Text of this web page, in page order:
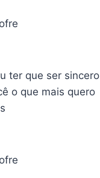
ter que ser sincero
o que mais quero